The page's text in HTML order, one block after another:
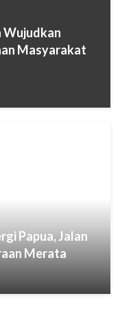
Wujudkan
Masyarakat
Papua, Jalan
Merata